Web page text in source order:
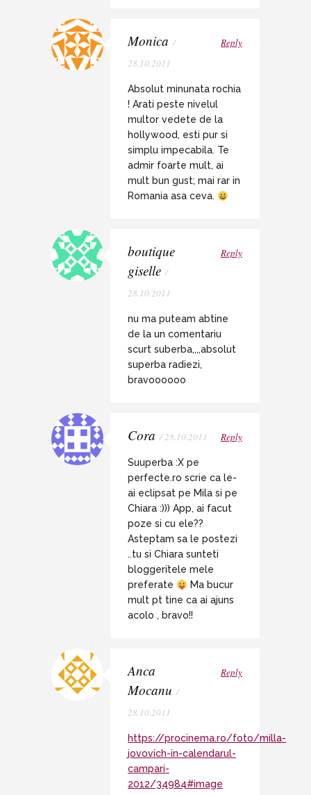
Monica /
28.10.2011
Reply
Absolut minunata rochia
! Arati peste nivelul
multor vedete de la
hollywood, esti pur si
simplu impecabila. Te
admir foarte mult, ai
mult bun gust; mai rar in
Romania asa ceva.
boutique
giselle /
28.10.2011
Reply
nu ma puteam abtine
de la un comentariu
scurt suberba,,,,absolut
superba radiezi,
bravoooooo
Cora / 28.10.2011 Reply
Suuperba :X pe
perfecte.ro scrie ca le-
ai eclipsat pe Mila si pe
Chiara :))) App, ai facut
poze si cu ele??
Asteptam sa le postezi
..tu si Chiara sunteti
bloggeritele mele
preferate
Ma bucur
mult pt tine ca ai ajuns
acolo , bravo!!
Anca
Mocanu /
28.10.2011
Reply
https://procinema.ro/foto/milla-
jovovich-in-calendarul-
campari-
2012/34984#image